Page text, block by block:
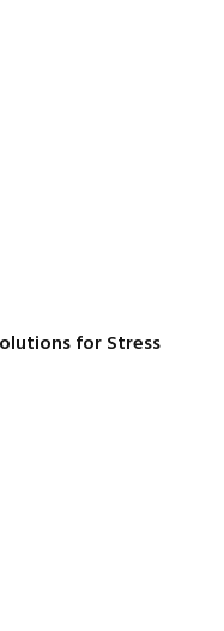
for Stress